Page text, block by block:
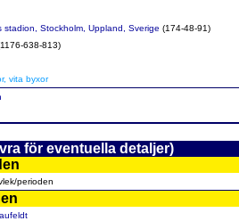
stadion, Stockholm, Uppland, Sverige (174-48-91)
638-813)
vita byxor
för eventuella detaljer)
perioden